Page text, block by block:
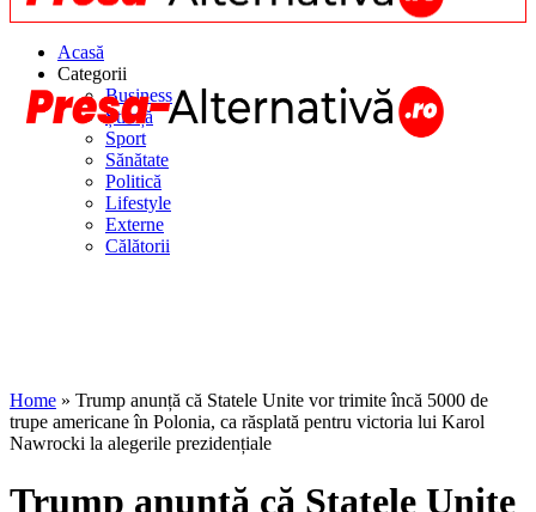
Acasă
Categorii
Business
Știință
Sport
Sănătate
Politică
Lifestyle
Externe
Călătorii
Home » Trump anunță că Statele Unite vor trimite încă 5000 de
trupe americane în Polonia, ca răsplată pentru victoria lui Karol
Nawrocki la alegerile prezidențiale
Trump anunță că Statele Unite